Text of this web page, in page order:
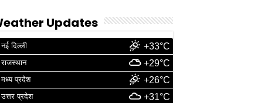
Updates
नई दिल्ली +33°C
राजस्थान +29°C
मध्य प्रदेश +26°C
उत्तर प्रदेश +31°C